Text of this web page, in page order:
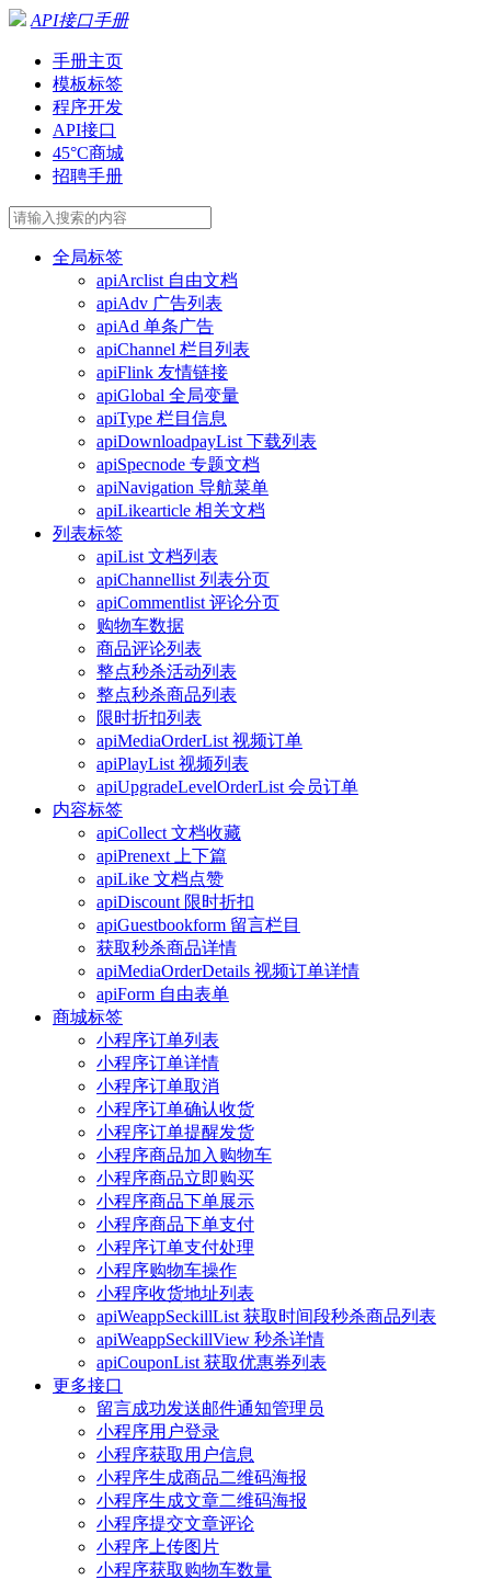
API接口手册
手册主页
模板标签
程序开发
API接口
45°C商城
招聘手册
全局标签
apiArclist 自由文档
apiAdv 广告列表
apiAd 单条广告
apiChannel 栏目列表
apiFlink 友情链接
apiGlobal 全局变量
apiType 栏目信息
apiDownloadpayList 下载列表
apiSpecnode 专题文档
apiNavigation 导航菜单
apiLikearticle 相关文档
列表标签
apiList 文档列表
apiChannellist 列表分页
apiCommentlist 评论分页
购物车数据
商品评论列表
整点秒杀活动列表
整点秒杀商品列表
限时折扣列表
apiMediaOrderList 视频订单
apiPlayList 视频列表
apiUpgradeLevelOrderList 会员订单
内容标签
apiCollect 文档收藏
apiPrenext 上下篇
apiLike 文档点赞
apiDiscount 限时折扣
apiGuestbookform 留言栏目
获取秒杀商品详情
apiMediaOrderDetails 视频订单详情
apiForm 自由表单
商城标签
小程序订单列表
小程序订单详情
小程序订单取消
小程序订单确认收货
小程序订单提醒发货
小程序商品加入购物车
小程序商品立即购买
小程序商品下单展示
小程序商品下单支付
小程序订单支付处理
小程序购物车操作
小程序收货地址列表
apiWeappSeckillList 获取时间段秒杀商品列表
apiWeappSeckillView 秒杀详情
apiCouponList 获取优惠券列表
更多接口
留言成功发送邮件通知管理员
小程序用户登录
小程序获取用户信息
小程序生成商品二维码海报
小程序生成文章二维码海报
小程序提交文章评论
小程序上传图片
小程序获取购物车数量